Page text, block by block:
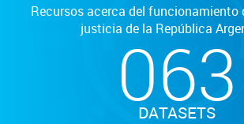
Recursos acerca del funcionamiento
justicia de la República
063
DATASETS